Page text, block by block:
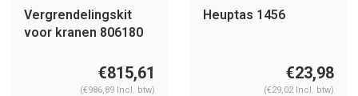
Vergrendelingskit
voor kranen 806180
€815,61
(€986,89 Incl. btw)
Heuptas 1456
€23,98
(€29,02 Incl. btw)